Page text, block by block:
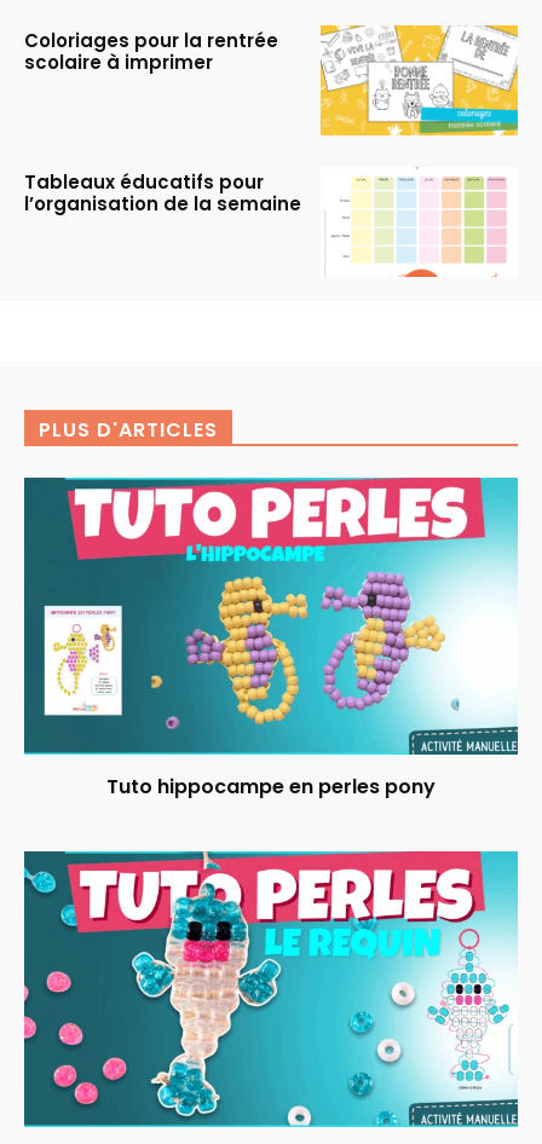
Coloriages pour la rentrée
scolaire à imprimer
Tableaux éducatifs pour
l’organisation de la semaine
PLUS D'ARTICLES
Tuto hippocampe en perles pony